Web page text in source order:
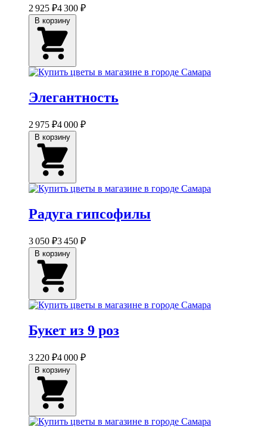
2 925 ₽4 300 ₽
Элегантность
2 975 ₽4 000 ₽
Радуга гипсофилы
3 050 ₽3 450 ₽
Букет из 9 роз
3 220 ₽4 000 ₽